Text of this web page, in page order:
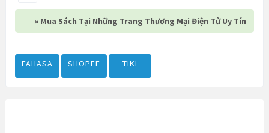
» Mua Sách Tại Những Trang Thương Mại Điện Tử Uy Tín
FAHASA SHOPEE TIKI